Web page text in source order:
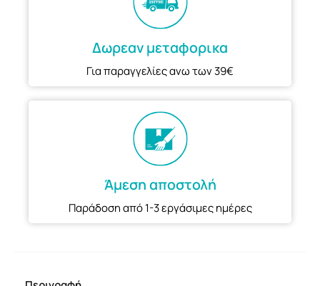
Δωρεαν μεταφορικα
Για παραγγελίες ανω των 39€
Άμεση αποστολή
Παράδοση από 1-3 εργάσιμες ημέρες